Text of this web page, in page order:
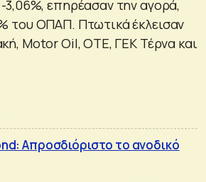
3,06%, επηρέασαν την αγορά,
του ΟΠΑΠ. Πτωτικά έκλεισαν
Motor Oil, ΟΤΕ, ΓΕΚ Τέρνα και
Απροσδιόριστο το ανοδικό